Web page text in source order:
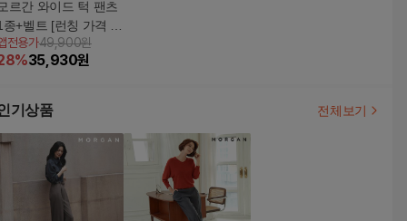
르간 와이드 턱 팬츠
종+벨트 [런칭 가격 7
원]
전용가49,900원
%35,930원
기상품 전체보기